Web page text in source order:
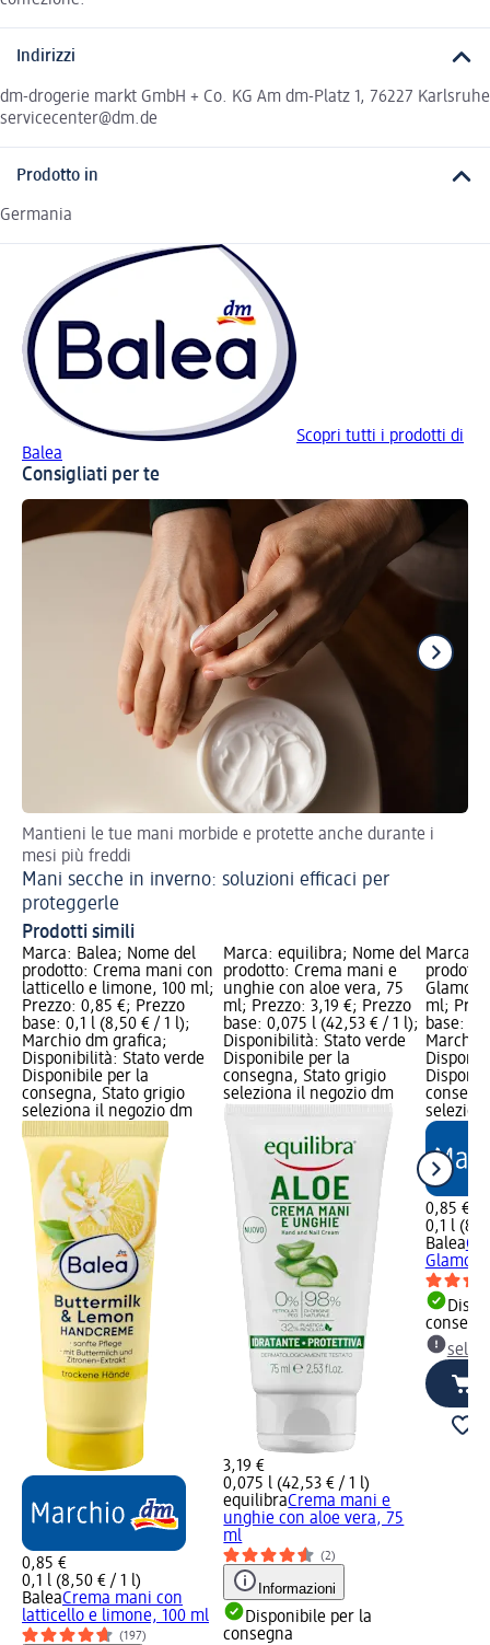
Indirizzi
dm-drogerie markt GmbH + Co. KG Am dm-Platz 1, 76227 Karlsruhe
servicecenter@dm.de
Prodotto in
Germania
Scopri tutti i prodotti di
Balea
Consigliati per te
Mantieni le tue mani morbide e protette anche durante i
mesi più freddi
Mani secche in inverno: soluzioni efficaci per
proteggerle
Prodotti simili
Marca: Balea; Nome del
prodotto: Crema mani con
latticello e limone, 100 ml;
Prezzo: 0,85 €; Prezzo
base: 0,1 l (8,50 € / 1 l);
Marchio dm grafica;
Disponibilità: Stato verde
Disponibile per la
consegna, Stato grigio
seleziona il negozio dm
0,85 €
0,1 l (8,50 € / 1 l)
BaleaCrema mani con
latticello e limone, 100 ml
(197)
Marca: equilibra; Nome del
prodotto: Crema mani e
unghie con aloe vera, 75
ml; Prezzo: 3,19 €; Prezzo
base: 0,075 l (42,53 € / 1 l);
Disponibilità: Stato verde
Disponibile per la
consegna, Stato grigio
seleziona il negozio dm
3,19 €
0,075 l (42,53 € / 1 l)
equilibraCrema mani e
unghie con aloe vera, 75
ml
(2)
Informazioni
Disponibile per la
consegna
Marca:
ml;
base:
Marchio
0,85 €
0,1 l
Balea